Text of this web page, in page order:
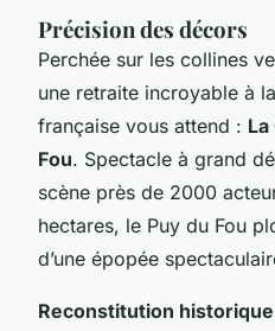
Précision des décors
Perchée sur les collines
une retraite incroyable à
française vous attend :
Fou. Spectacle à grand
scène près de 2000
hectares, le Puy du Fou
d’une épopée
Reconstitution